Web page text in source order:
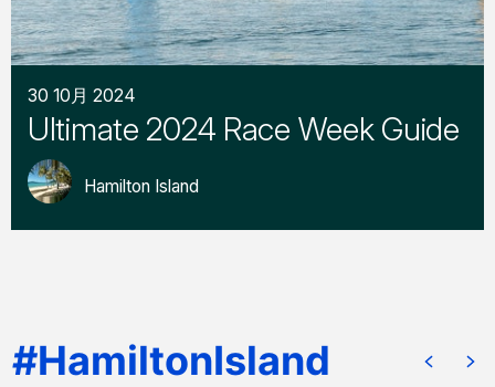
30 10月 2024
Ultimate 2024 Race Week Guide
Hamilton Island